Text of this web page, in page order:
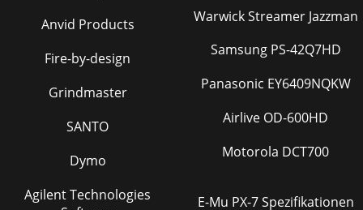
Anvid Products
Fire-by-design
Grindmaster
SANTO
Dymo
Agilent Technologies
Warwick Streamer Jazzman
Samsung PS-42Q7HD
Panasonic EY6409NQKW
Airlive OD-600HD
Motorola DCT700
E-Mu PX-7 Spezifikationen